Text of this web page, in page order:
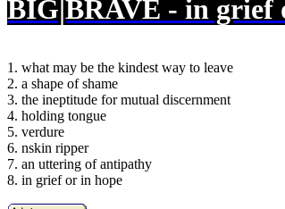
BIG|BRAVE - in grief
1. what may be the kindest way to leave
2. a shape of shame
3. the ineptitude for mutual discernment
4. holding tongue
5. verdure
6. nskin ripper
7. an uttering of antipathy
8. in grief or in hope